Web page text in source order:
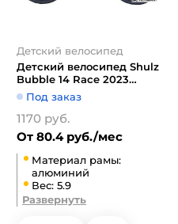
Детский велосипед
Детский велосипед Shulz
Bubble 14 Race 2023
(синий)
Под заказ
1170 руб.
От 80.4 руб./мес
Материал рамы:
алюминий
Вес: 5.9
Развернуть